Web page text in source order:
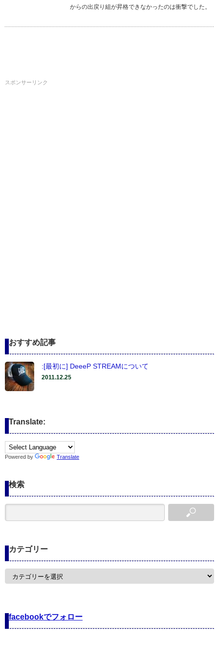
からの出戻り組が昇格できなかったのは衝撃でした。
スポンサーリンク
おすすめ記事
:[最初に] DeeeP STREAMについて
2011.12.25
Translate:
Powered by Translate
検索
カテゴリー
カ
facebookでフォロー